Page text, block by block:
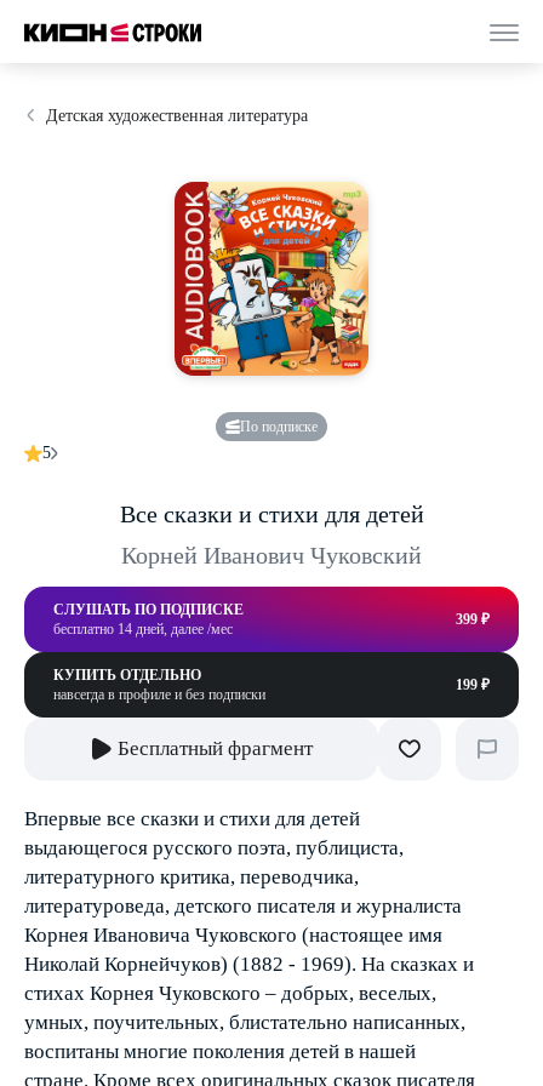
Детская художественная литература
По подписке
5
Все сказки и стихи для детей
Корней Иванович Чуковский
СЛУШАТЬ ПО ПОДПИСКЕ
бесплатно 14 дней, далее /мес
399 ₽
КУПИТЬ ОТДЕЛЬНО
навсегда в профиле и без подписки
199 ₽
Бесплатный фрагмент
Впервые все сказки и стихи для детей
выдающегося русского поэта, публициста,
литературного критика, переводчика,
литературоведа, детского писателя и журналиста
Корнея Ивановича Чуковского (настоящее имя
Николай Корнейчуков) (1882 - 1969). На сказках и
стихах Корнея Чуковского – добрых, веселых,
умных, поучительных, блистательно написанных,
воспитаны многие поколения детей в нашей
стране. Кроме всех оригинальных сказок писателя